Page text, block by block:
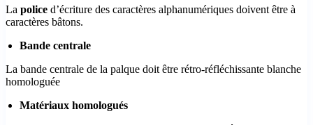
La police d’écriture des caractères alphanumériques doivent être à
caractères bâtons.
Bande centrale
La bande centrale de la palque doit être rétro-réfléchissante blanche
homologuée
Matériaux homologués